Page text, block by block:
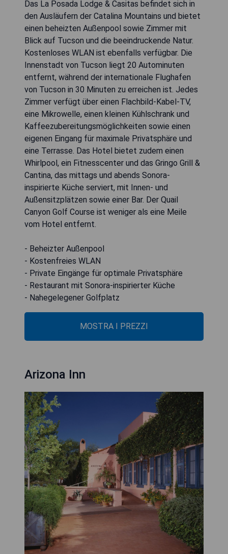
Das La Posada Lodge & Casitas befindet sich in
den Ausläufern der Catalina Mountains und bietet
einen beheizten Außenpool sowie Zimmer mit
Blick auf Tucson und die beeindruckende Natur.
Kostenloses WLAN ist ebenfalls verfügbar. Die
Innenstadt von Tucson liegt 20 Autominuten
entfernt, während der internationale Flughafen
von Tucson in 30 Minuten zu erreichen ist. Jedes
Zimmer verfügt über einen Flachbild-Kabel-TV,
eine Mikrowelle, einen kleinen Kühlschrank und
Kaffeezubereitungsmöglichkeiten sowie einen
eigenen Eingang für maximale Privatsphäre und
eine Terrasse. Das Hotel bietet zudem einen
Whirlpool, ein Fitnesscenter und das Gringo Grill &
Cantina, das mittags und abends Sonora-
inspirierte Küche serviert, mit Innen- und
Außensitzplätzen sowie einer Bar. Der Quail
Canyon Golf Course ist weniger als eine Meile
vom Hotel entfernt.
- Beheizter Außenpool
- Kostenfreies WLAN
- Private Eingänge für optimale Privatsphäre
- Restaurant mit Sonora-inspirierter Küche
- Nahegelegener Golfplatz
MOSTRA I PREZZI
Arizona Inn